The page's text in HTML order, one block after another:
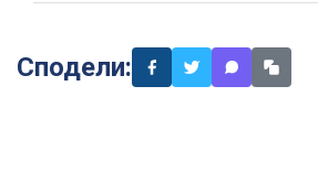
Сподели: